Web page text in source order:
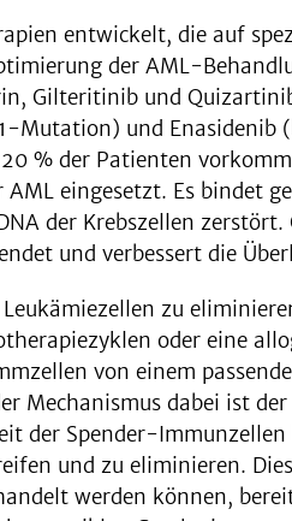
entwickelt, die auf
der AML-
Gilteritinib und
Mutation) und Enasidenib
% der Patienten
eingesetzt. Es bindet
der Krebszellen zerstört.
und verbessert die
zu
oder eine
von einem
Mechanismus dabei ist
der Spender-Immunzellen
und zu eliminieren.
werden können,